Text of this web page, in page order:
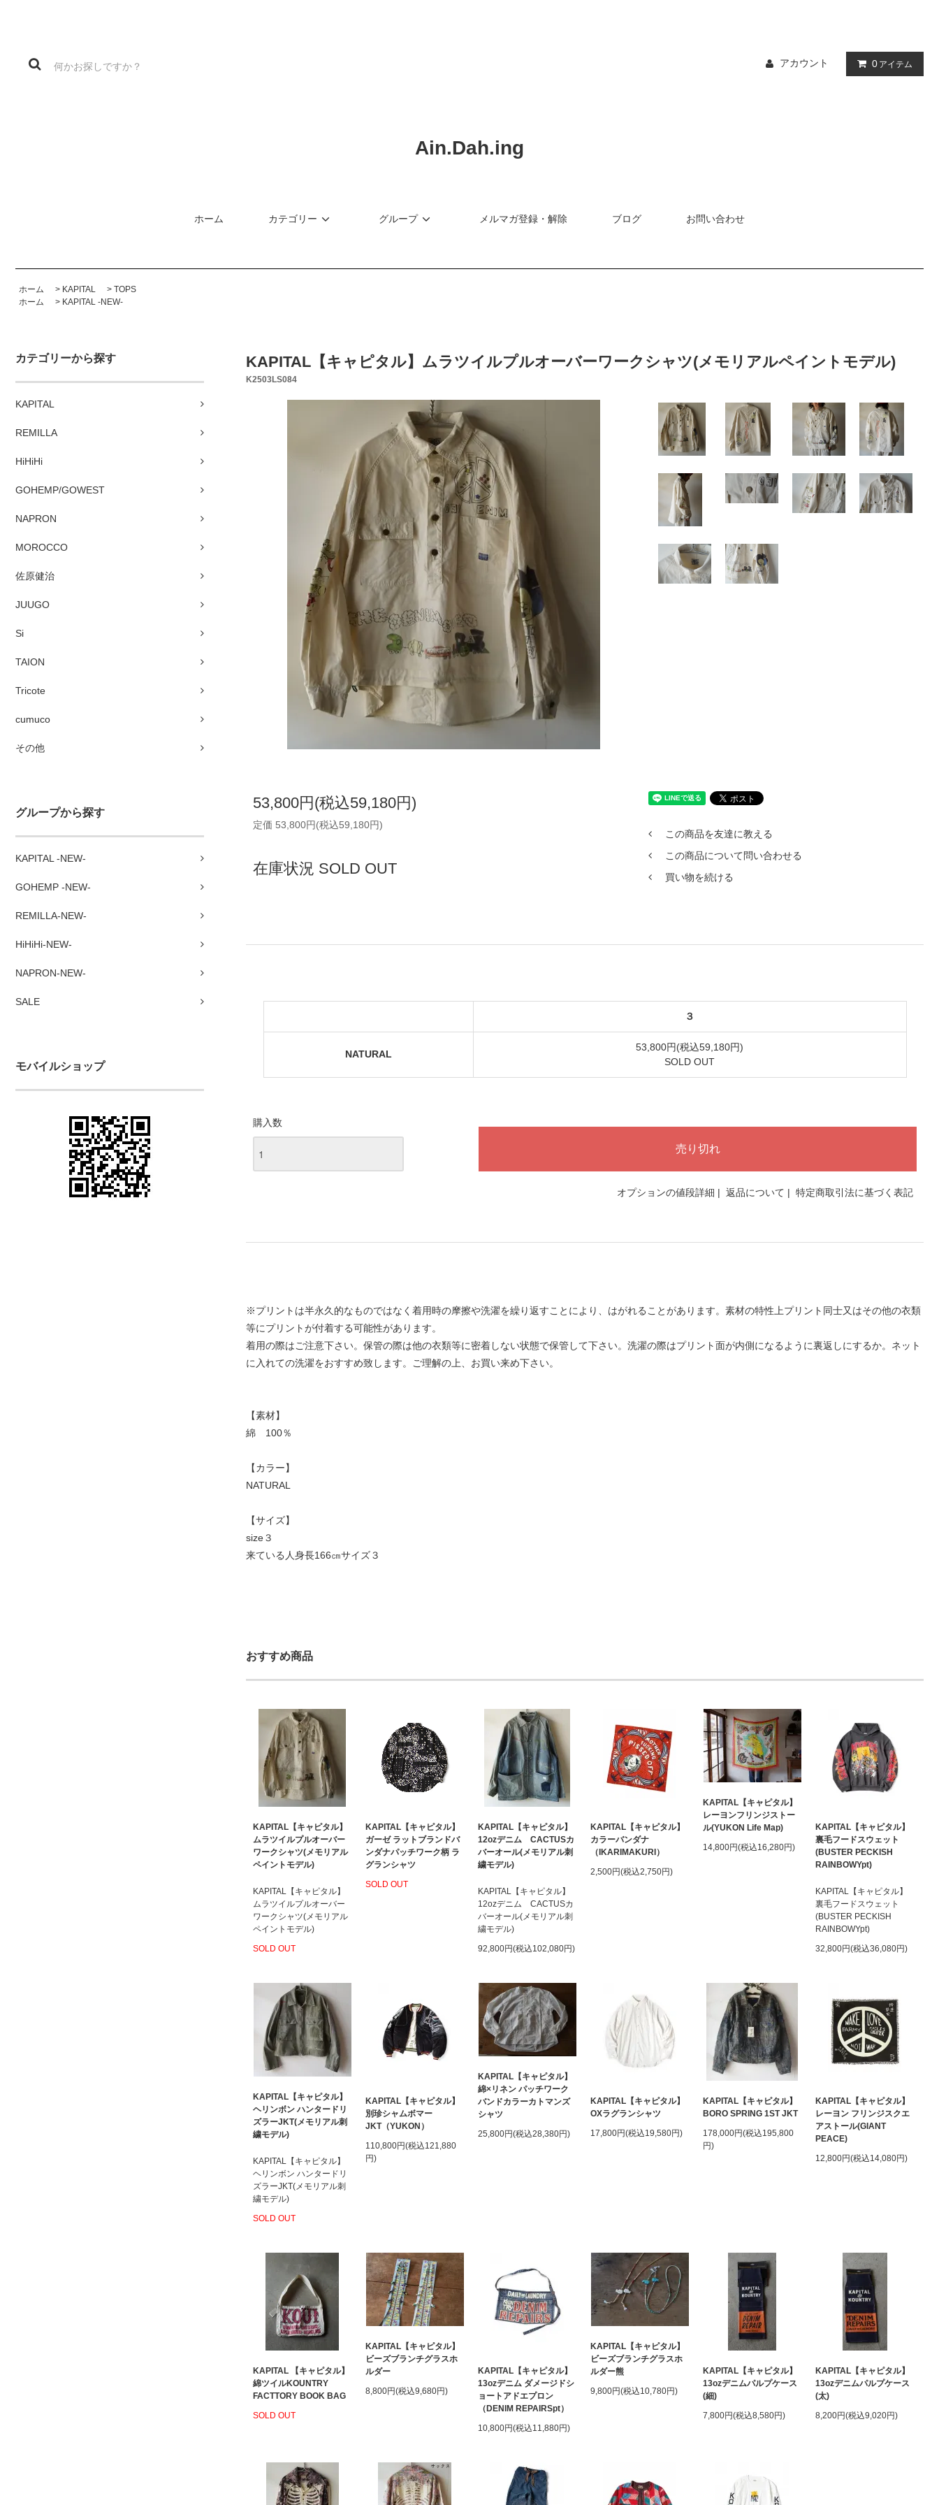
アカウント 0 アイテム
Ain.Dah.ing
ホーム カテゴリー グループ メルマガ登録・解除 ブログ お問い合わせ
ホーム > KAPITAL > TOPS
ホーム
> KAPITAL -NEW-
カテゴリーから探す
KAPITAL
REMILLA
HiHiHi
GOHEMP/GOWEST
NAPRON
MOROCCO
佐原健治
JUUGO
Si
TAION
Tricote
cumuco
その他
グループから探す
KAPITAL -NEW-
GOHEMP -NEW-
REMILLA-NEW-
HiHiHi-NEW-
NAPRON-NEW-
SALE
モバイルショップ
KAPITAL【キャピタル】ムラツイルプルオーバーワークシャツ(メモリアルペイントモデル)
K2503LS084
53,800円(税込59,180円)
定価 53,800円(税込59,180円)
在庫状況 SOLD OUT
この商品を友達に教える
この商品について問い合わせる
買い物を続ける
３
NATURAL
53,800円(税込59,180円)
SOLD OUT
購入数
オプションの値段詳細 | 返品について | 特定商取引法に基づく表記
※プリントは半永久的なものではなく着用時の摩擦や洗濯を繰り返すことにより、はがれることがあります。素材の特性上プリント同士又はその他の衣類
等にプリントが付着する可能性があります。
着用の際はご注意下さい。保管の際は他の衣類等に密着しない状態で保管して下さい。洗濯の際はプリント面が内側になるように裏返しにするか。ネット
に入れての洗濯をおすすめ致します。ご理解の上、お買い来め下さい。
【素材】
綿 100％
【カラー】
NATURAL
【サイズ】
size３
来ている人身長166㎝サイズ３
おすすめ商品
KAPITAL【キャピタル】
ムラツイルプルオーバー
ワークシャツ(メモリアル
ペイントモデル)
KAPITAL【キャピタル】
ムラツイルプルオーバー
ワークシャツ(メモリアル
ペイントモデル)
SOLD OUT
KAPITAL【キャピタル】
ガーゼ ラットブランドバ
ンダナパッチワーク柄 ラ
グランシャツ
SOLD OUT
KAPITAL【キャピタル】
12ozデニム CACTUSカ
バーオール(メモリアル刺
繍モデル)
KAPITAL【キャピタル】
12ozデニム CACTUSカ
バーオール(メモリアル刺
繍モデル)
92,800円(税込102,080円)
KAPITAL【キャピタル】
カラーバンダナ
（IKARIMAKURI）
2,500円(税込2,750円)
KAPITAL【キャピタル】
レーヨンフリンジストー
ル(YUKON Life Map)
14,800円(税込16,280円)
KAPITAL【キャピタル】
裏毛フードスウェット
(BUSTER PECKISH
RAINBOWYpt)
KAPITAL【キャピタル】
裏毛フードスウェット
(BUSTER PECKISH
RAINBOWYpt)
32,800円(税込36,080円)
KAPITAL【キャピタル】
ヘリンボン ハンタードリ
ズラーJKT(メモリアル刺
繍モデル)
KAPITAL【キャピタル】
ヘリンボン ハンタードリ
ズラーJKT(メモリアル刺
繍モデル)
SOLD OUT
KAPITAL【キャピタル】
別珍シャムボマー
JKT（YUKON）
110,800円(税込121,880
円)
KAPITAL【キャピタル】
綿×リネン パッチワーク
バンドカラーカトマンズ
シャツ
25,800円(税込28,380円)
KAPITAL【キャピタル】
OXラグランシャツ
17,800円(税込19,580円)
KAPITAL【キャピタル】
BORO SPRING 1ST JKT
178,000円(税込195,800
円)
KAPITAL【キャピタル】
レーヨン フリンジスクエ
アストール(GIANT
PEACE)
12,800円(税込14,080円)
KAPITAL 【キャピタル】
綿ツイルKOUNTRY
FACTTORY BOOK BAG
SOLD OUT
KAPITAL【キャピタル】
ビーズブランチグラスホ
ルダー
8,800円(税込9,680円)
KAPITAL【キャピタル】
13ozデニム ダメージドシ
ョートアドエプロン
（DENIM REPAIRSpt）
10,800円(税込11,880円)
KAPITAL【キャピタル】
ビーズブランチグラスホ
ルダー熊
9,800円(税込10,780円)
KAPITAL【キャピタル】
13ozデニムパルプケース
(細)
7,800円(税込8,580円)
KAPITAL【キャピタル】
13ozデニムパルプケース
(太)
8,200円(税込9,020円)